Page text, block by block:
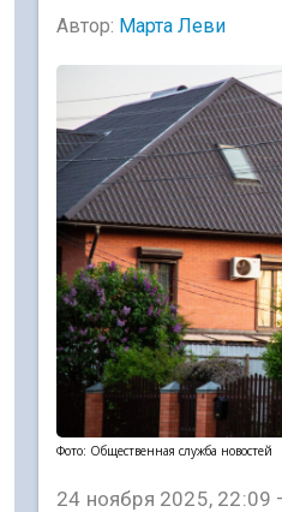
Автор: Марта Леви
Фото: Общественная служба новостей
24 ноября 2025, 22:09